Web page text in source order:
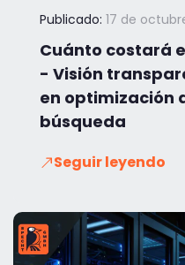
Publicado: 17 de
Cuánto costará
- Visión
en optimización
búsqueda
Seguir leyendo